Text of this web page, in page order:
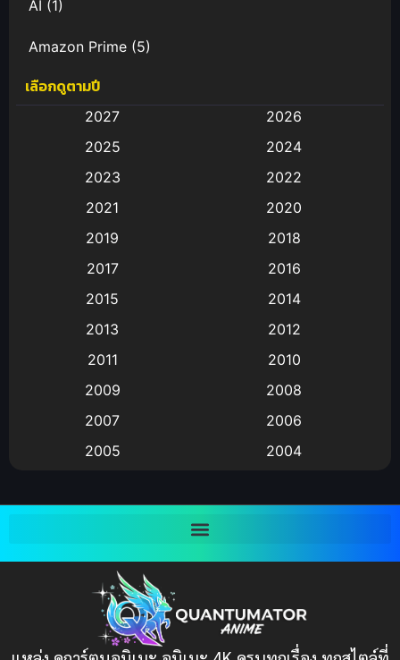
AI (1)
Amazon Prime (5)
Anal (ประตูหลัง)
Animation การ์ตูน
Animation อนิเมะ
Animation แอนิเมชั่น
(9)
Big tits (นมใหญ่)
Bitch (ผู้หญิงร่าน)
Bondage (ทาส)(1)
(1)
เลือกดูตามปี
2027
2026
2025
2024
2023
2022
2021
2020
2019
2018
2017
2016
2015
2014
2013
2012
2011
2010
2009
2008
2007
2006
2005
2004
1997
1993
1991